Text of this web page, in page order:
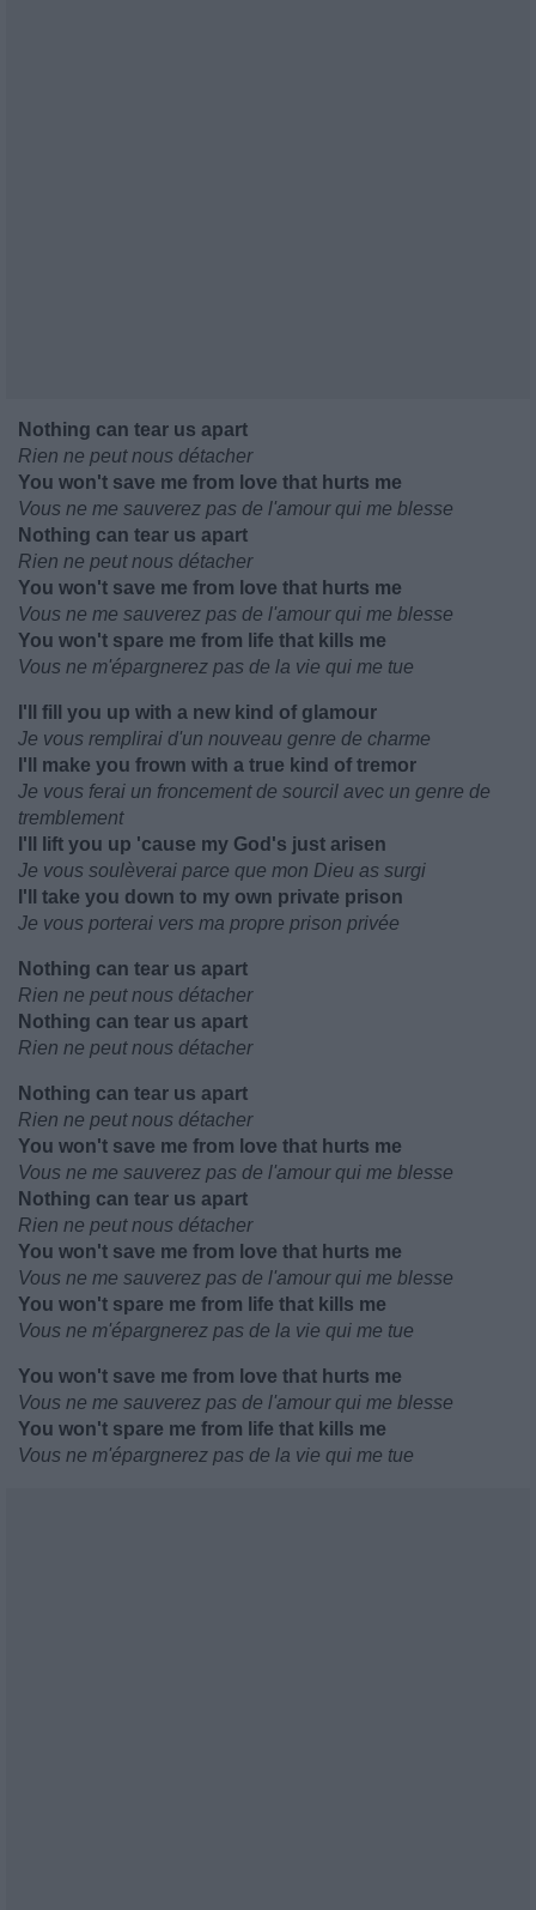
Nothing can tear us apart
Rien ne peut nous détacher
You won't save me from love that hurts me
Vous ne me sauverez pas de l'amour qui me blesse
Nothing can tear us apart
Rien ne peut nous détacher
You won't save me from love that hurts me
Vous ne me sauverez pas de l'amour qui me blesse
You won't spare me from life that kills me
Vous ne m'épargnerez pas de la vie qui me tue
I'll fill you up with a new kind of glamour
Je vous remplirai d'un nouveau genre de charme
I'll make you frown with a true kind of tremor
Je vous ferai un froncement de sourcil avec un genre de
tremblement
I'll lift you up 'cause my God's just arisen
Je vous soulèverai parce que mon Dieu as surgi
I'll take you down to my own private prison
Je vous porterai vers ma propre prison privée
Nothing can tear us apart
Rien ne peut nous détacher
Nothing can tear us apart
Rien ne peut nous détacher
Nothing can tear us apart
Rien ne peut nous détacher
You won't save me from love that hurts me
Vous ne me sauverez pas de l'amour qui me blesse
Nothing can tear us apart
Rien ne peut nous détacher
You won't save me from love that hurts me
Vous ne me sauverez pas de l'amour qui me blesse
You won't spare me from life that kills me
Vous ne m'épargnerez pas de la vie qui me tue
You won't save me from love that hurts me
Vous ne me sauverez pas de l'amour qui me blesse
You won't spare me from life that kills me
Vous ne m'épargnerez pas de la vie qui me tue